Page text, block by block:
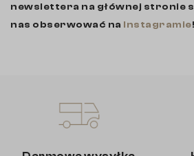
newslettera na głównej stronie
nas obserwować na Instagramie!